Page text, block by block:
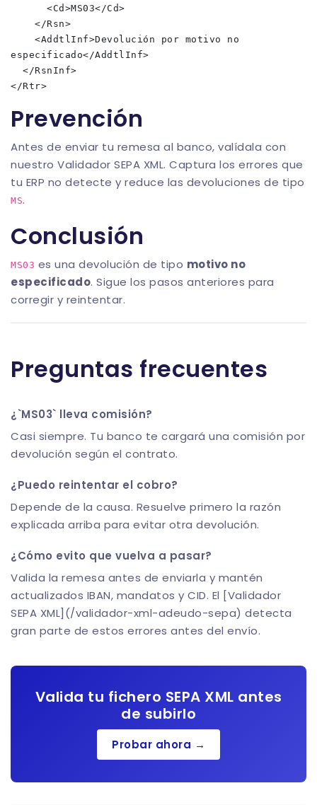
especificado</AddtlInf>
Prevención
Antes de enviar tu remesa al banco, valídala con
nuestro Validador SEPA XML. Captura los errores que
tu ERP no detecte y reduce las devoluciones de tipo
MS.
Conclusión
MS03 es una devolución de tipo motivo no
especificado. Sigue los pasos anteriores para
corregir y reintentar.
Preguntas frecuentes
¿`MS03` lleva comisión?
Casi siempre. Tu banco te cargará una comisión por
devolución según el contrato.
¿Puedo reintentar el cobro?
Depende de la causa. Resuelve primero la razón
explicada arriba para evitar otra devolución.
¿Cómo evito que vuelva a pasar?
Valida la remesa antes de enviarla y mantén
actualizados IBAN, mandatos y CID. El [Validador
SEPA XML](/validador-xml-adeudo-sepa) detecta
gran parte de estos errores antes del envío.
Valida tu fichero SEPA XML antes
de subirlo
Probar ahora →